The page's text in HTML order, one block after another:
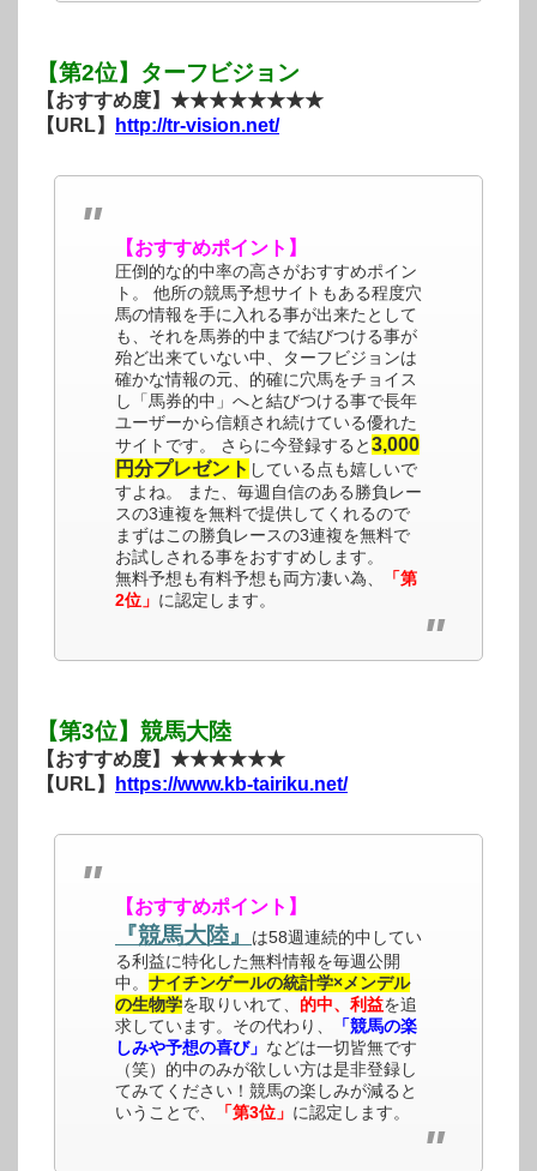
【第2位】ターフビジョン
【おすすめ度】★★★★★★★★
【URL】
http://tr-vision.net/
【おすすめポイント】
圧倒的な的中率の高さがおすすめポイン
ト。 他所の競馬予想サイトもある程度穴
馬の情報を手に入れる事が出来たとして
も、それを馬券的中まで結びつける事が
殆ど出来ていない中、ターフビジョンは
確かな情報の元、的確に穴馬をチョイス
し「馬券的中」へと結びつける事で長年
ユーザーから信頼され続けている優れた
サイトです。 さらに今登録すると3,000
円分プレゼント している点も嬉しいで
すよね。 また、毎週自信のある勝負レー
スの3連複を無料で提供してくれるので
まずはこの勝負レースの3連複を無料で
お試しされる事をおすすめします。
無料予想も有料予想も両方凄い為、
「第
2位」 に認定します。
【第3位】競馬大陸
【おすすめ度】★★★★★★
【URL】
https://www.kb-tairiku.net/
【おすすめポイント】
『競馬大陸』
は58週連続的中してい
る利益に特化した無料情報を毎週公開
中。 ナイチンゲールの統計学×メンデル
の生物学を取りいれて、 的中、利益を追
求しています。その代わり、
「競馬の楽
しみや予想の喜び」 などは一切皆無です
（笑）的中のみが欲しい方は是非登録し
てみてください！競馬の楽しみが減ると
いうことで、
「第3位」 に認定します。